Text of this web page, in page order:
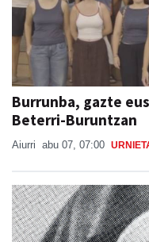
Burrunba, gazte
Beterri-Buruntzan
Aiurri abu 07, 07:00